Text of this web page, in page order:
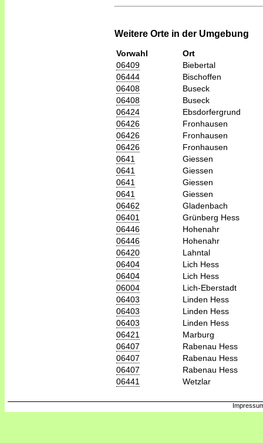
Weitere Orte in der Umgebung
Vorwahl
Ort
06409
Biebertal
06444
Bischoffen
06408
Buseck
06408
Buseck
06424
Ebsdorfergrund
06426
Fronhausen
06426
Fronhausen
06426
Fronhausen
0641
Giessen
0641
Giessen
0641
Giessen
0641
Giessen
06462
Gladenbach
06401
Grünberg Hess
06446
Hohenahr
06446
Hohenahr
06420
Lahntal
06404
Lich Hess
06404
Lich Hess
06004
Lich-Eberstadt
06403
Linden Hess
06403
Linden Hess
06403
Linden Hess
06421
Marburg
06407
Rabenau Hess
06407
Rabenau Hess
06407
Rabenau Hess
06441
Wetzlar